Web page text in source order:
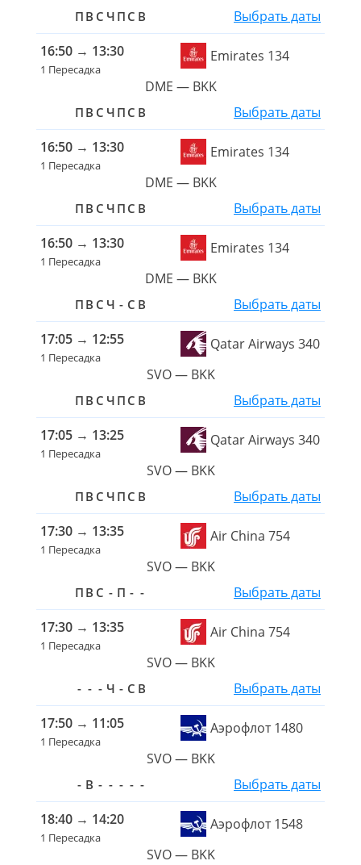
П В С Ч П С В
Выбрать даты
16:50 → 13:30
1 Пересадка
Emirates 134
DME — BKK
П В С Ч П С В
Выбрать даты
16:50 → 13:30
1 Пересадка
Emirates 134
DME — BKK
П В С Ч П С В
Выбрать даты
16:50 → 13:30
1 Пересадка
Emirates 134
DME — BKK
П В С Ч - С В
Выбрать даты
17:05 → 12:55
1 Пересадка
Qatar Airways 340
SVO — BKK
П В С Ч П С В
Выбрать даты
17:05 → 13:25
1 Пересадка
Qatar Airways 340
SVO — BKK
П В С Ч П С В
Выбрать даты
17:30 → 13:35
1 Пересадка
Air China 754
SVO — BKK
П В С - П - -
Выбрать даты
17:30 → 13:35
1 Пересадка
Air China 754
SVO — BKK
- - - Ч - С В
Выбрать даты
17:50 → 11:05
1 Пересадка
Аэрофлот 1480
SVO — BKK
- В - - - - -
Выбрать даты
18:40 → 14:20
1 Пересадка
Аэрофлот 1548
SVO — BKK